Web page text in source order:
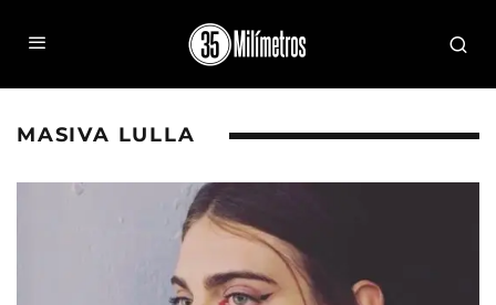
MASIVA LULLA